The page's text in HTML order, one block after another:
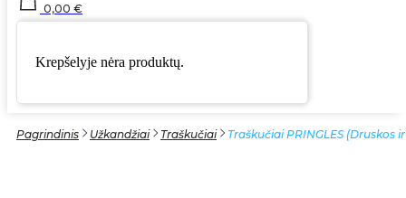
0,00 €
Krepšelyje nėra produktų.
Pagrindinis Užkandžiai Traškučiai Traškučiai PRINGLES (Druskos